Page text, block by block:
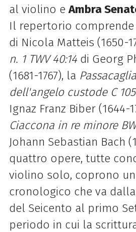
al violino eAmbra
Il repertorio
di Nicola Matteis (1650-
n. 1 TWV 40:14di Georg
(1681-1767), la
dell'angelo custode C 105
Ignaz Franz Biber (1644-
Ciaccona in re minore
Johann Sebastian Bach
quattro opere, tutte
violino solo, coprono
cronologico che va
del Seicento al primo
periodo in cui la